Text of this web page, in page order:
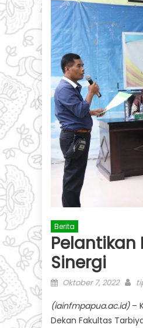
Berita
Pelantikan
Sinergi
Posted
Oktober 7, 2022
(iainfmpapua.ac.id)–
Dekan Fakultas